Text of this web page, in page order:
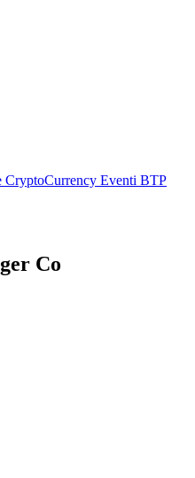
CryptoCurrency Eventi BTP
Co